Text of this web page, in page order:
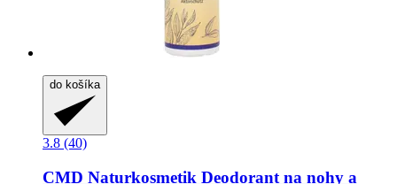
do košíka
3.8 (40)
CMD Naturkosmetik Deodorant na nohy a